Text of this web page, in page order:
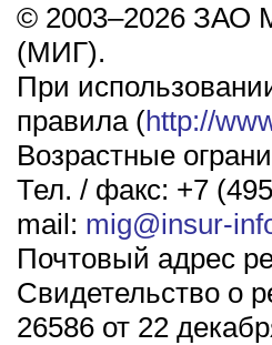
© 2003–2026 ЗАО
(МИГ).
При
правила (http://
Возрастные
Тел. / факс: +7
mail: mig@insur-
Почтовый адрес
Свидетельство о
26586 от 22